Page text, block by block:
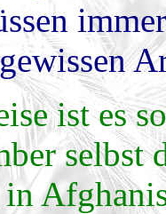
ist es